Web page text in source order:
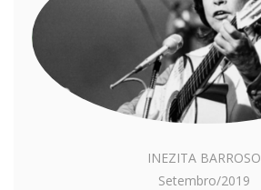
INEZITA BARROSO
Setembro/2019